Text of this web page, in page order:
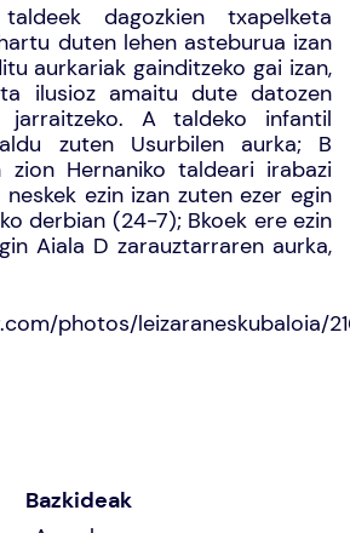
dagozkien txapelketa
duten lehen asteburua izan
aurkariak gainditzeko gai izan,
ilusioz amaitu dute datozen
jarraitzeko. A taldeko infantil
zuten Usurbilen aurka; B
zion Hernaniko taldeari irabazi
ezin izan zuten ezer egin
derbian (24-7); Bkoek ere ezin
Aiala D zarauztarraren aurka,
photos/leizaraneskubaloia/
Bazkideak